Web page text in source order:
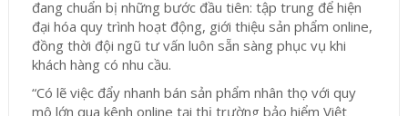
đang chuẩn bị những bước đầu tiên: tập trung để hiện
đại hóa quy trình hoạt động, giới thiệu sản phẩm online,
đồng thời đội ngũ tư vấn luôn sẵn sàng phục vụ khi
khách hàng có nhu cầu.
“Có lẽ việc đẩy nhanh bán sản phẩm nhân thọ với quy
mô lớn qua kênh online tại thị trường bảo hiểm Việt